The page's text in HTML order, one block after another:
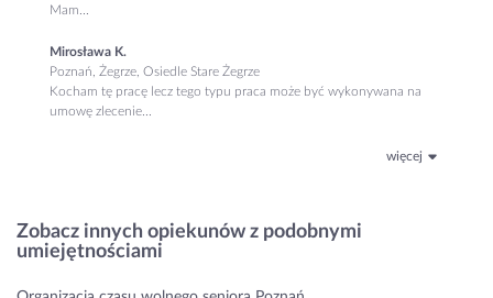
Mam...
Mirosława K.
Poznań, Żegrze, Osiedle Stare Żegrze
Kocham tę pracę lecz tego typu praca może być wykonywana na
umowę zlecenie...
więcej
Zobacz innych opiekunów z podobnymi
umiejętnościami